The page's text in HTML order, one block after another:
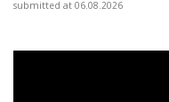
submitted at 06.08.2026